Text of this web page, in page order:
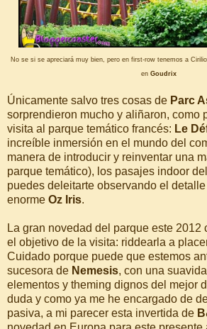
No se si se apreciará muy bien, pero en first-row tenemos a
en Goudrix
Únicamente salvo tres cosas de Parc
sorprendieron mucho y aliñaron, como
visita al parque temático francés: Le
increíble inmersión en el mundo del
manera de introducir y reinventar una
parque temático), los pasajes indoor
puedes deleitarte observando el
enorme Oz Iris.
La gran novedad del parque este 2012
el objetivo de la visita: riddearla a
Cuidado porque puede que estemos
sucesora de Nemesis, con una
elementos y theming dignos del mejor
duda y como ya me he encargado de
pasiva, a mi parecer esta invertida de